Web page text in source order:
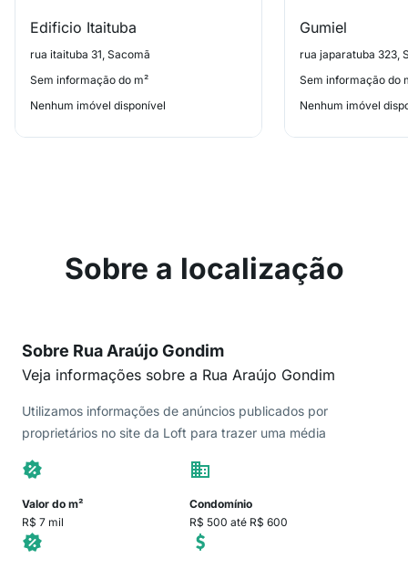
Edificio Itaituba
rua itaituba 31, Sacomã
Sem informação do m²
Nenhum imóvel disponível
Gumiel
rua japaratuba 323,
Sem informação do
Nenhum imóvel
Sobre a localização
Sobre Rua Araújo Gondim
Veja informações sobre a Rua Araújo Gondim
Utilizamos informações de anúncios publicados por
proprietários no site da Loft para trazer uma média
Valor do m²
R$ 7 mil
Condomínio
R$ 500 até R$ 600